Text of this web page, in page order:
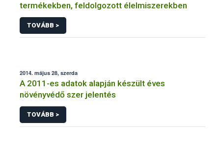
termékekben, feldolgozott élelmiszerekben
TOVÁBB >
2014. május 28, szerda
A 2011-es adatok alapján készült éves
növényvédő szer jelentés
TOVÁBB >